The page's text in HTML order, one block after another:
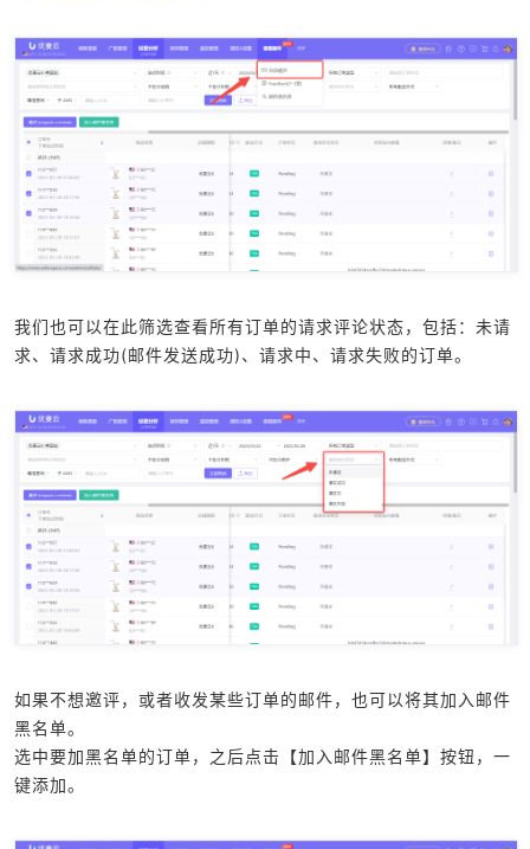
我们也可以在此筛选查看所有订单的请求评论状态，包括：未请
求、请求成功(邮件发送成功)、请求中、请求失败的订单。
如果不想邀评，或者收发某些订单的邮件，也可以将其加入邮件
黑名单。
选中要加黑名单的订单，之后点击【加入邮件黑名单】按钮，一
键添加。